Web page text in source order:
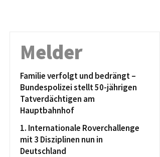
Melder
Familie verfolgt und bedrängt –
Bundespolizei stellt 50-jährigen
Tatverdächtigen am
Hauptbahnhof
1. Internationale Roverchallenge
mit 3 Disziplinen nun in
Deutschland